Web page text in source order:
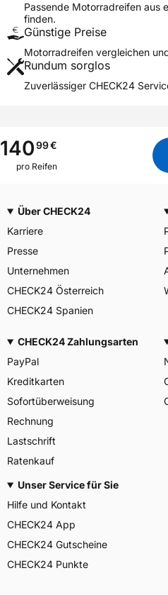
Passende Motorradreifen aus
finden.
Günstige Preise
Motorradreifen vergleichen
Rundum sorglos
Zuverlässiger CHECK24
14099€
pro Reifen
Über CHECK24
Karriere
Presse
Unternehmen
CHECK24 Österreich
CHECK24 Spanien
CHECK24 Zahlungsarten
PayPal
Kreditkarten
Sofortüberweisung
Rechnung
Lastschrift
Ratenkauf
Unser Service für Sie
Hilfe und Kontakt
CHECK24 App
CHECK24 Gutscheine
CHECK24 Punkte